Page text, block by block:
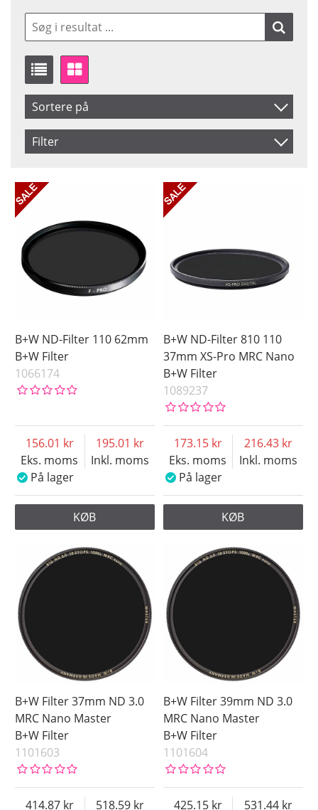
Sortere på
Produkt Kode
Navn
Storlek
Coating
Fattning
Filter
40.5 mm
49 mm
55 mm
58 mm
60 mm
62 mm
72 mm
77 mm
82 mm
86 mm
95 mm
På lager
Ikke på lager
B+W ND-Filter 110 62mm
B+W Filter
1066174
Eks. moms
156.01
Inkl. moms
195.01
På lager
KØB
B+W ND-Filter 810 110
37mm XS-Pro MRC Nano
B+W Filter
1089237
Eks. moms
173.15
Inkl. moms
216.43
På lager
KØB
B+W Filter 37mm ND 3.0
MRC Nano Master
B+W Filter
1101603
414.87
518.59
B+W Filter 39mm ND 3.0
MRC Nano Master
B+W Filter
1101604
425.15
531.44